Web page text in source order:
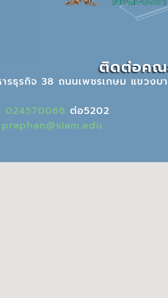
ติดต่อคณ
รธุรกิจ 38 ถนนเพชรเกษม แขวงบ
024570068 ต่อ5202
praphan@siam.edu